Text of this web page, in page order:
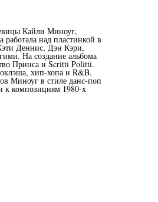
Кайли Миноуг,
над пластинкой в
Деннис, Дэн Кэри,
На создание альбома
Принса и Scritti Politti.
хип-хопа и R&B.
Миноуг в стиле данс-поп
к композициям 1980-х